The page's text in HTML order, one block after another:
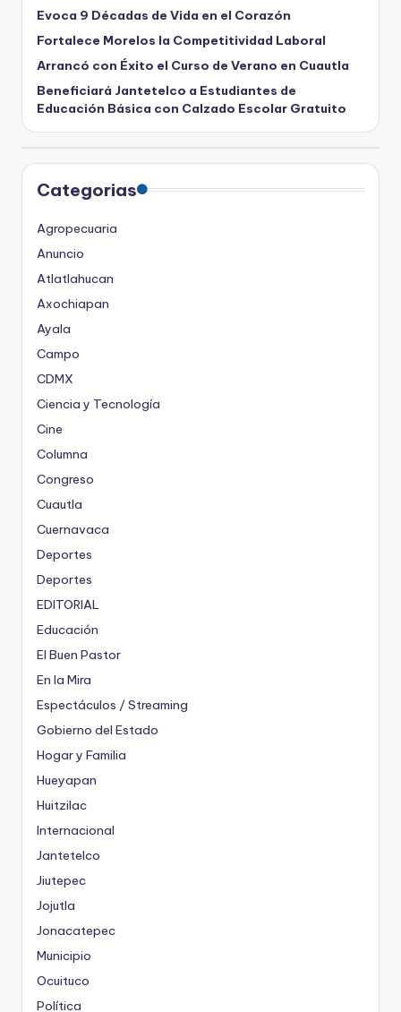
Evoca 9 Décadas de Vida en el Corazón
Fortalece Morelos la Competitividad Laboral
Arrancó con Éxito el Curso de Verano en Cuautla
Beneficiará Jantetelco a Estudiantes de
Educación Básica con Calzado Escolar Gratuito
Categorias
Agropecuaria
Anuncio
Atlatlahucan
Axochiapan
Ayala
Campo
CDMX
Ciencia y Tecnología
Cine
Columna
Congreso
Cuautla
Cuernavaca
Deportes
Deportes
EDITORIAL
Educación
El Buen Pastor
En la Mira
Espectáculos / Streaming
Gobierno del Estado
Hogar y Familia
Hueyapan
Huitzilac
Internacional
Jantetelco
Jiutepec
Jojutla
Jonacatepec
Municipio
Ocuituco
Política